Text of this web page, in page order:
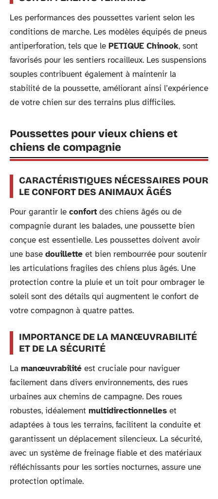
Les performances des poussettes varient selon les
conditions de marche. Les modèles équipés de pneus
antiperforation, tels que le PETIQUE Chinook, sont
favorisés pour les sentiers rocailleux. Les suspensions
souples contribuent également à maintenir la
stabilité de la poussette, améliorant ainsi l’expérience
de votre chien sur des terrains plus difficiles.
Poussettes pour vieux chiens et
chiens de compagnie
CARACTÉRISTIQUES NÉCESSAIRES POUR
LE CONFORT DES ANIMAUX ÂGÉS
Pour garantir le confort des chiens âgés ou de
compagnie durant les balades, une poussette bien
conçue est essentielle. Les poussettes doivent avoir
une base douillette et bien rembourrée pour soutenir
les articulations fragiles des chiens plus âgés. Une
protection contre la pluie et un toit pour ombrager le
soleil sont des détails qui augmentent le confort de
votre compagnon à quatre pattes.
IMPORTANCE DE LA MANŒUVRABILITÉ
ET DE LA SÉCURITÉ
La manœuvrabilité est cruciale pour naviguer
facilement dans divers environnements, des rues
urbaines aux chemins de campagne. Des roues
robustes, idéalement multidirectionnelles et
adaptées à tous les terrains, facilitent la conduite et
garantissent un déplacement silencieux. La sécurité,
avec un système de freinage fiable et des matériaux
réfléchissants pour les sorties nocturnes, assure une
protection optimale.